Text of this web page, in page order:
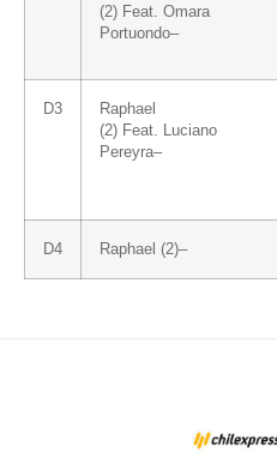
(2) Feat. Omara
Portuondo–
D3
Raphael
(2) Feat. Luciano
Pereyra–
D4 Raphael (2)–